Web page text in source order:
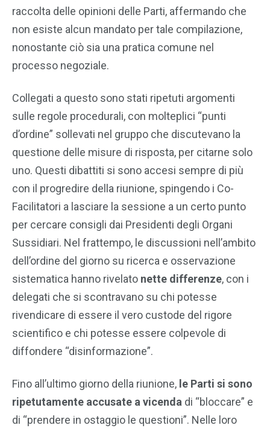
raccolta delle opinioni delle Parti, affermando che
non esiste alcun mandato per tale compilazione,
nonostante ciò sia una pratica comune nel
processo negoziale.
Collegati a questo sono stati ripetuti argomenti
sulle regole procedurali, con molteplici “punti
d’ordine” sollevati nel gruppo che discutevano la
questione delle misure di risposta, per citarne solo
uno. Questi dibattiti si sono accesi sempre di più
con il progredire della riunione, spingendo i Co-
Facilitatori a lasciare la sessione a un certo punto
per cercare consigli dai Presidenti degli Organi
Sussidiari. Nel frattempo, le discussioni nell’ambito
dell’ordine del giorno su ricerca e osservazione
sistematica hanno rivelato nette differenze, con i
delegati che si scontravano su chi potesse
rivendicare di essere il vero custode del rigore
scientifico e chi potesse essere colpevole di
diffondere “disinformazione”.
Fino all’ultimo giorno della riunione, le Parti si sono
ripetutamente accusate a vicenda di “bloccare” e
di “prendere in ostaggio le questioni”. Nelle loro